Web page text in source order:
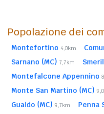
Popolazione dei
Montefortino 4,0km
Sarnano (MC) 7,7km
Montefalcone Appennino
Monte San Martino (MC)
Gualdo (MC) 9,7km Penna